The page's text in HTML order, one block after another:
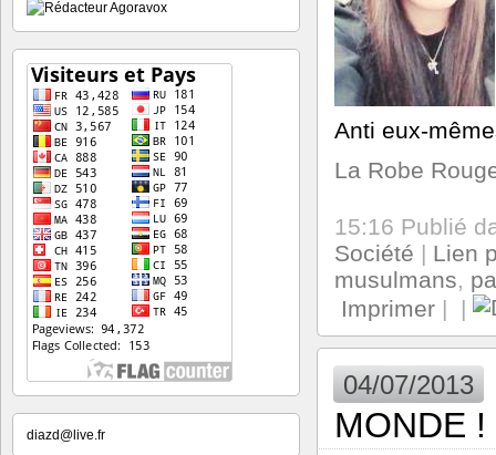
diazd@live.fr
Anti eux-
La Robe
15:16 Publié
Société | Lien
musulmans,
Imprimer | |
04/07/2013
MONDE !